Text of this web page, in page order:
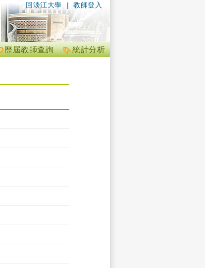
| 教師登入
回淡江大學
統計分析
歷屆教師查詢